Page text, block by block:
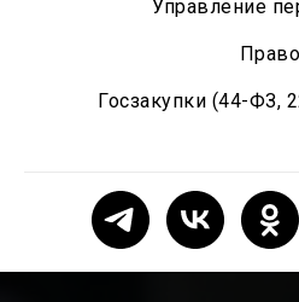
Управление
Право
Госзакупки (44-ФЗ,